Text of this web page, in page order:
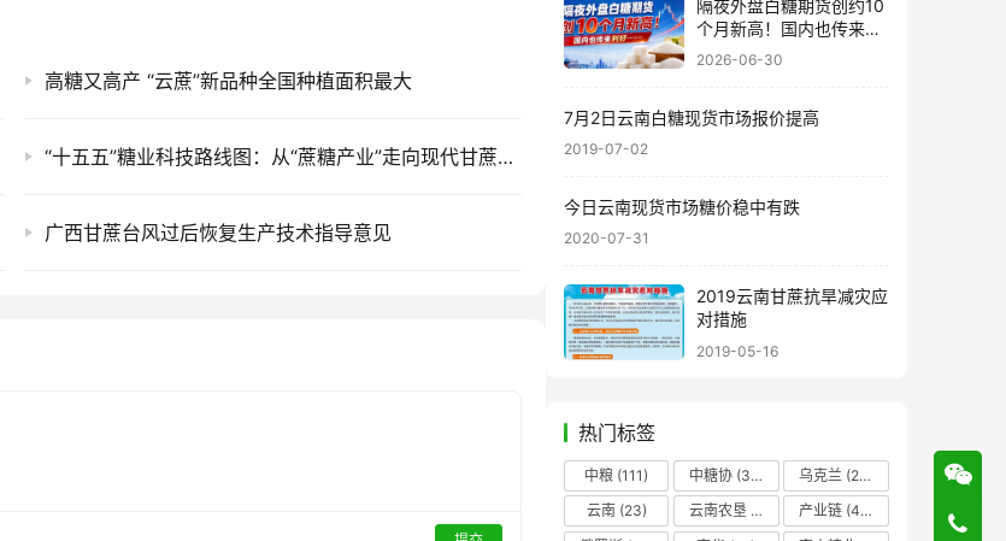
高糖又高产 “云蔗”新品种全国种植面积最大
“十五五”糖业科技路线图：从“蔗糖产业”走向现代甘蔗产业
广西甘蔗台风过后恢复生产技术指导意见
隔夜外盘白糖期货创约10
个月新高！国内也传来利
好……
2026-06-30
7月2日云南白糖现货市场报价提高
2019-07-02
今日云南现货市场糖价稳中有跌
2020-07-31
2019云南甘蔗抗旱减灾应
对措施
2019-05-16
热门标签
中粮 (111) 中糖协 (37) 乌克兰 (20)
云南(23) 云南农垦 产业链 (42)